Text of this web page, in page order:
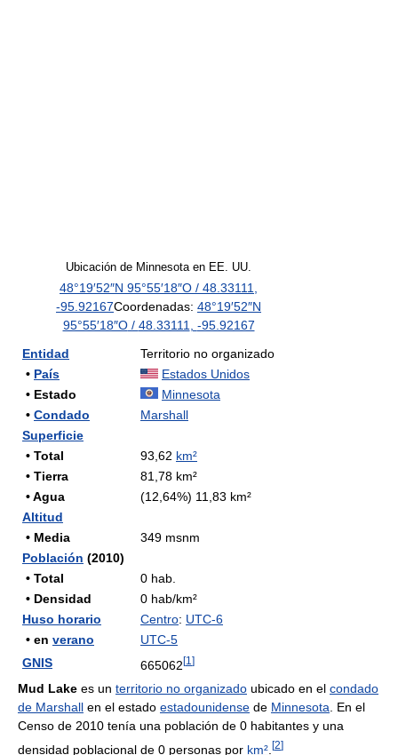
Ubicación de Minnesota en EE. UU.
48°19′52″N 95°55′18″O / 48.33111
-95.92167Coordenadas: 48°19′52″N
95°55′18″O/ 48.33111
-95.92167
Entidad
Territorio no organizado
• País
Estados Unidos
• Estado
Minnesota
• Condado
Marshall
Superficie
• Total
93,62 km²
• Tierra
81,78 km²
• Agua
(12,64%) 11,83 km²
Altitud
• Media
349 msnm
Población (2010)
• Total
0 hab.
• Densidad
0 hab/km²
Huso horario
Centro: UTC-6
• en verano
UTC-5
GNIS
665062[1 ]
Mud Lake es un territorio no organizado ubicado en el condado
de Marshall en el estado estadounidense de Minnesota . En el
Censo de 2010 tenía una población de 0 habitantes y una
densidad poblacional de 0 personas por km² [2]